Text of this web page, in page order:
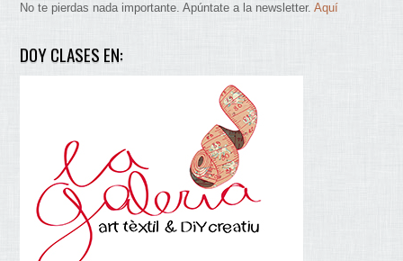
No te pierdas nada importante. Apúntate a la newsletter.Aquí
DOY CLASES EN: